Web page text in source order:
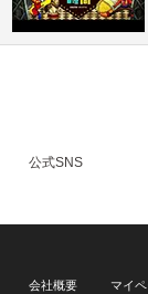
公式SNS
会社概要 マイ